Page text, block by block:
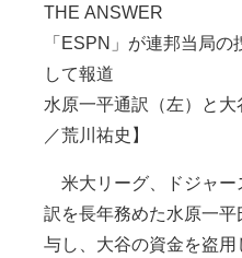
THE ANSWER
「ESPN」が連邦当局
して報道
水原一平通訳（左）と
／荒川祐史】
米大リーグ、ドジャー
訳を長年務めた水原一
与し、大谷の資金を盗用